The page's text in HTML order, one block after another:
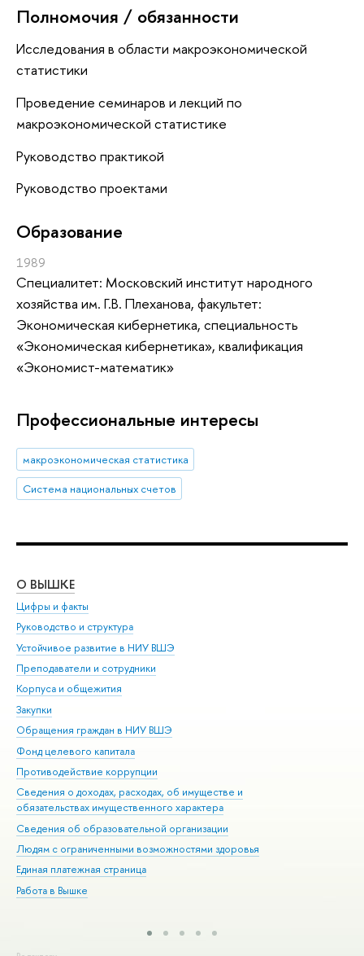
Полномочия / обязанности
Исследования в области макроэкономической
статистики
Проведение семинаров и лекций по
макроэкономической статистике
Руководство практикой
Руководство проектами
Oбразование
1989
Специалитет: Московский институт народного
хозяйства им. Г.В. Плеханова, факультет:
Экономическая кибернетика, специальность
«Экономическая кибернетика», квалификация
«Экономист-математик»
Профессиональные интересы
макроэкономическая статистика
Система национальных счетов
О ВЫШКЕ
Цифры и факты
Руководство и структура
Устойчивое развитие в НИУ ВШЭ
Преподаватели и сотрудники
Корпуса и общежития
Закупки
Обращения граждан в НИУ ВШЭ
Фонд целевого капитала
Противодействие коррупции
Сведения о доходах, расходах, об имуществе и
обязательствах имущественного характера
Сведения об образовательной организации
Людям с ограниченными возможностями здоровья
Единая платежная страница
Работа в Вышке